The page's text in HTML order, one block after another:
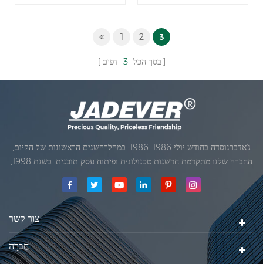
1 2 3
בסך הכל 3 דפים
ג'אדברנוסדה בחודש יולי 1986. 1986. במהלךהשנים הראשונות של הקיום,
החברה שלנו מתקדמת חדשנות טכנולוגית ופיתוח עסק תוכנית. בשנת 1998,
החברה שלנו השיגה את המטרה האיכותי, כאשר הראשון של המוצרים שלנו
ג'אדברסולם ושות 'בע"מהיה
צור קשר
חֶברָה